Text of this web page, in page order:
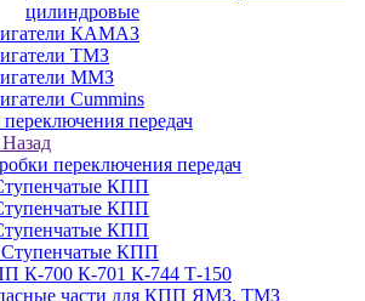
цилиндровые
КАМАЗ
ТМЗ
ММЗ
Cummins
передач
Назад
переключения передач
КПП
КПП
КПП
Ступенчатые КПП
К-700 К-701 К-744 Т-150
части для КПП ЯМЗ, ТМЗ